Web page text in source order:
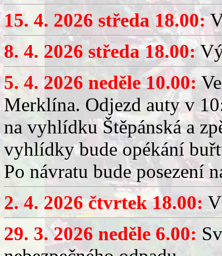
15. 4. 2026 středa 18.00:
8. 4. 2026 středa 18.00:
5. 4. 2026 neděle 10.00:
Merklína. Odjezd auty v
na vyhlídku Štěpánská a
vyhlídky bude opékání
Po návratu bude posezení
2. 4. 2026 čtvrtek 18.00:
29. 3. 2026 neděle 6.00: